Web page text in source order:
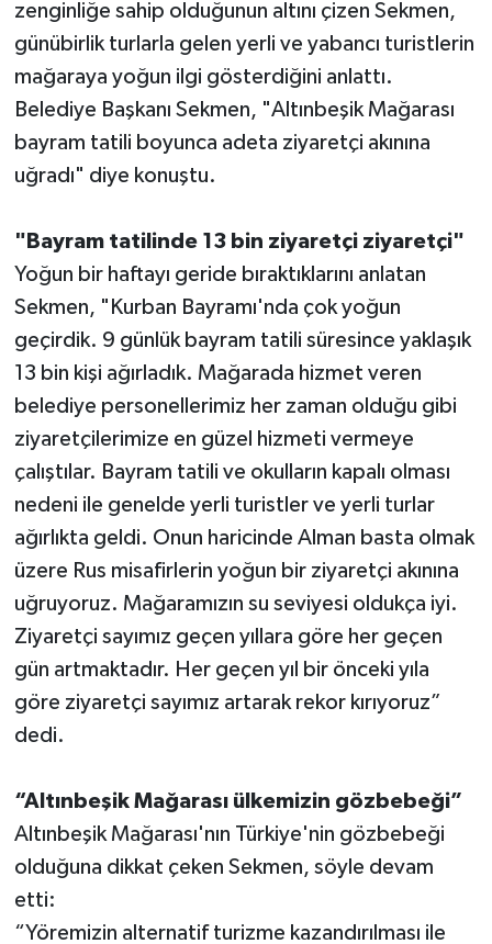
zenginliğe sahip olduğunun altını çizen Sekmen,
günübirlik turlarla gelen yerli ve yabancı turistlerin
mağaraya yoğun ilgi gösterdiğini anlattı.
Belediye Başkanı Sekmen, "Altınbeşik Mağarası
bayram tatili boyunca adeta ziyaretçi akınına
uğradı" diye konuştu.
"Bayram tatilinde 13 bin ziyaretçi ziyaretçi"
Yoğun bir haftayı geride bıraktıklarını anlatan
Sekmen, "Kurban Bayramı'nda çok yoğun
geçirdik. 9 günlük bayram tatili süresince yaklaşık
13 bin kişi ağırladık. Mağarada hizmet veren
belediye personellerimiz her zaman olduğu gibi
ziyaretçilerimize en güzel hizmeti vermeye
çalıştılar. Bayram tatili ve okulların kapalı olması
nedeni ile genelde yerli turistler ve yerli turlar
ağırlıkta geldi. Onun haricinde Alman basta olmak
üzere Rus misafirlerin yoğun bir ziyaretçi akınına
uğruyoruz. Mağaramızın su seviyesi oldukça iyi.
Ziyaretçi sayımız geçen yıllara göre her geçen
gün artmaktadır. Her geçen yıl bir önceki yıla
göre ziyaretçi sayımız artarak rekor kırıyoruz”
dedi.
“Altınbeşik Mağarası ülkemizin gözbebeği”
Altınbeşik Mağarası'nın Türkiye'nin gözbebeği
olduğuna dikkat çeken Sekmen, söyle devam
etti:
“Yöremizin alternatif turizme kazandırılması ile